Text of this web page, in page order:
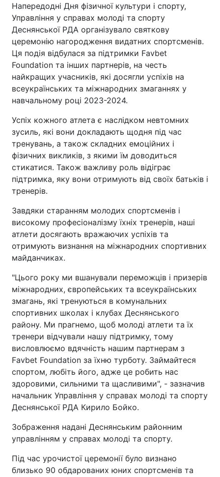
Напередодні Дня фізичної культури і спорту,
Управління у справах молоді та спорту
Деснянської РДА організувало святкову
церемонію нагородження видатних спортсменів.
Ця подія відбулася за підтримки Favbet
Foundation та інших партнерів, на честь
найкращих учасників, які досягли успіхів на
всеукраїнських та міжнародних змаганнях у
навчальному році 2023-2024.
Успіх кожного атлета є наслідком невтомних
зусиль, які вони докладають щодня під час
тренувань, а також складних емоційних і
фізичних викликів, з якими їм доводиться
стикатися. Також важливу роль відіграє
підтримка, яку вони отримують від своїх батьків і
тренерів.
Завдяки старанням молодих спортсменів і
високому професіоналізму їхніх тренерів, наші
атлети досягають вражаючих успіхів та
отримують визнання на міжнародних спортивних
майданчиках.
"Цього року ми вшанували переможців і призерів
міжнародних, європейських та всеукраїнських
змагань, які тренуються в комунальних
спортивних школах і клубах Деснянського
району. Ми прагнемо, щоб молоді атлети та їх
тренери відчували нашу підтримку, тому
висловлюємо вдячність нашим партнерам з
Favbet Foundation за їхню турботу. Займайтеся
спортом, любіть його, адже це робить нас
здоровими, сильними та щасливими", - зазначив
начальник Управління у справах молоді та спорту
Деснянської РДА Кирило Бойко.
Зображення надані Деснянським районним
управлінням у справах молоді та спорту.
Під час урочистої церемонії було визнано
близько 90 обдарованих юних спортсменів та